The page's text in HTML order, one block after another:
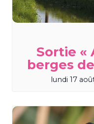
Sortie «
berges
lundi 17